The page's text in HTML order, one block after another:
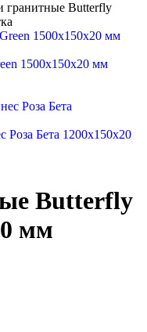
гранитные Butterfly
1500x150x20 мм
Роза Бета 1200x150x20
Butterfly
мм